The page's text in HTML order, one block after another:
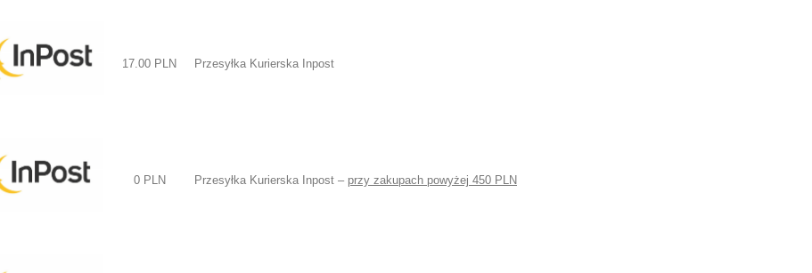
17.00 PLN Przesyłka Kurierska Inpost
0 PLN Przesyłka Kurierska Inpost – przy zakupach powyżej 450 PLN